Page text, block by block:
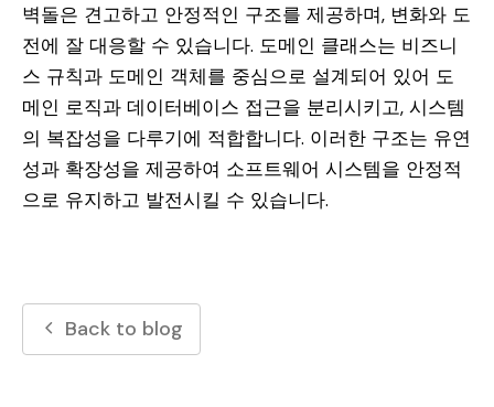
벽돌은 견고하고 안정적인 구조를 제공하며, 변화와 도
전에 잘 대응할 수 있습니다. 도메인 클래스는 비즈니
스 규칙과 도메인 객체를 중심으로 설계되어 있어 도
메인 로직과 데이터베이스 접근을 분리시키고, 시스템
의 복잡성을 다루기에 적합합니다. 이러한 구조는 유연
성과 확장성을 제공하여 소프트웨어 시스템을 안정적
으로 유지하고 발전시킬 수 있습니다.
Back to blog